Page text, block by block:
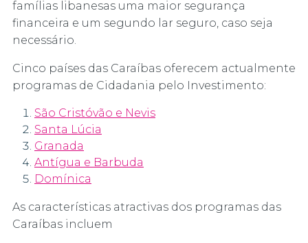
famílias libanesas uma maior segurança
financeira e um segundo lar seguro, caso seja
necessário.
Cinco países das Caraíbas oferecem actualmente
programas de Cidadania pelo Investimento:
São Cristóvão e Nevis
Santa Lúcia
Granada
Antígua e Barbuda
Domínica
As características atractivas dos programas das
Caraíbas incluem